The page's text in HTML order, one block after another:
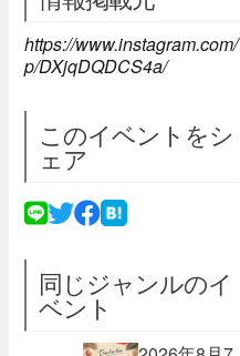
https://www.instagram.com/
p/DXjqDQDCS4a/
このイベントをシ
ェア
同じジャンルのイ
ベント